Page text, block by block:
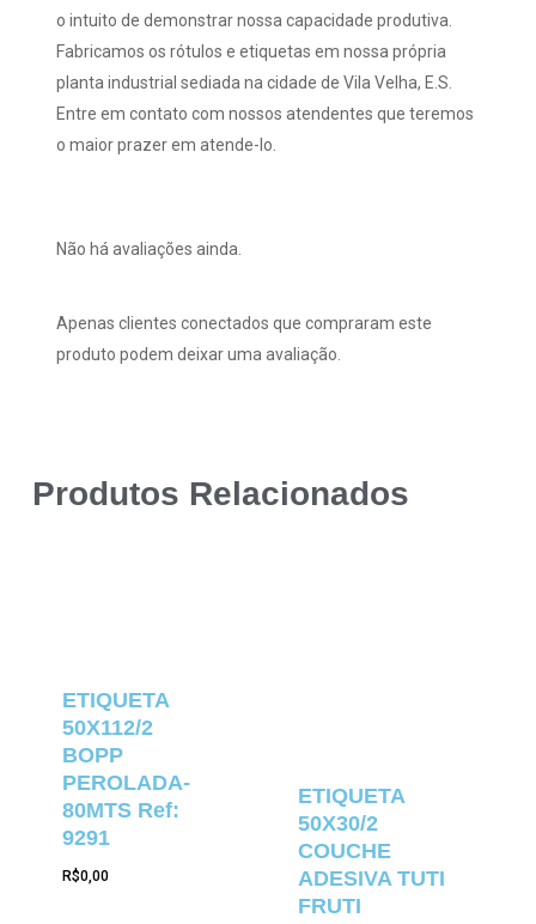
o intuito de demonstrar nossa capacidade produtiva.
Fabricamos os rótulos e etiquetas em nossa própria
planta industrial sediada na cidade de Vila Velha, E.S.
Entre em contato com nossos atendentes que teremos
o maior prazer em atende-lo.
Não há avaliações ainda.
Apenas clientes conectados que compraram este
produto podem deixar uma avaliação.
Produtos Relacionados
ETIQUETA
50X112/2
BOPP
PEROLADA-
80MTS Ref:
9291
R$0,00
ETIQUETA
50X30/2
COUCHE
ADESIVA TUTI
FRUTI